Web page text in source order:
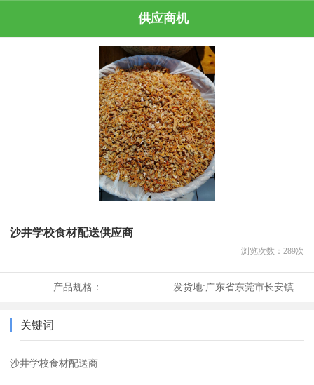
供应商机
沙井学校食材配送供应商
浏览次数： 289次
产品规格： 发货地:广东省东莞市长安镇
关键词
沙井学校食材配送商